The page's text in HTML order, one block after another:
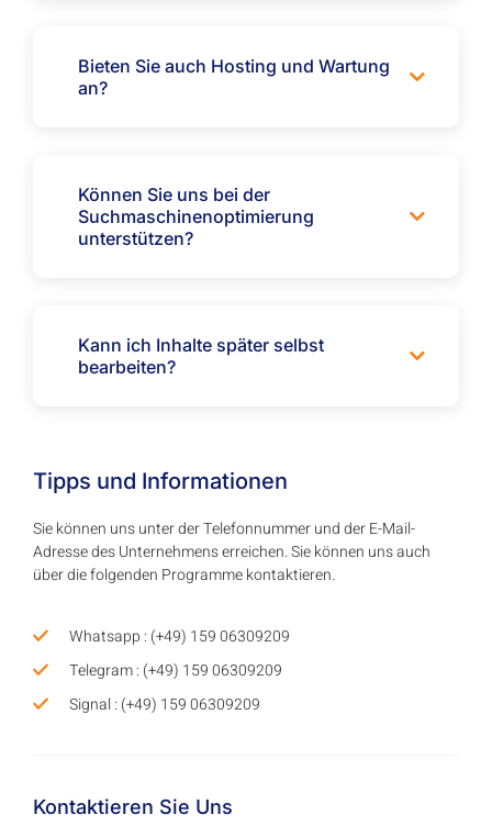
Bieten Sie auch Hosting und Wartung
an?
Können Sie uns bei der
Suchmaschinenoptimierung
unterstützen?
Kann ich Inhalte später selbst
bearbeiten?
Tipps und Informationen
Sie können uns unter der Telefonnummer und der E-Mail-
Adresse des Unternehmens erreichen. Sie können uns auch
über die folgenden Programme kontaktieren.
Whatsapp : (+49) 159 06309209
Telegram : (+49) 159 06309209
Signal : (+49) 159 06309209
Kontaktieren Sie Uns